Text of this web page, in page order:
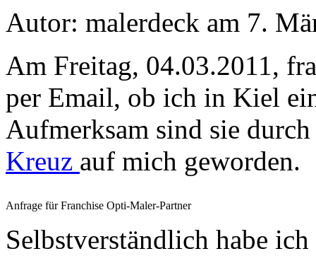
Autor: malerdeck am 7.
Am Freitag, 04.03.2011,
per Email, ob ich in Kiel
Aufmerksam sind sie
Kreuz auf mich geworden.
Anfrage für Franchise Opti-Maler-Partner
Selbstverständlich habe